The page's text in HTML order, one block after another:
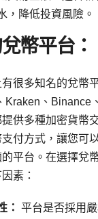
，降低投資風險。
幣平台：
很多知名的兌幣
Kraken、Binance
供多種加密貨幣
付方式，讓您可
平台。在選擇兌
素：
： 平台是否採用